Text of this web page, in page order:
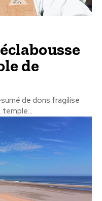
de
de dons fragilise
temple...